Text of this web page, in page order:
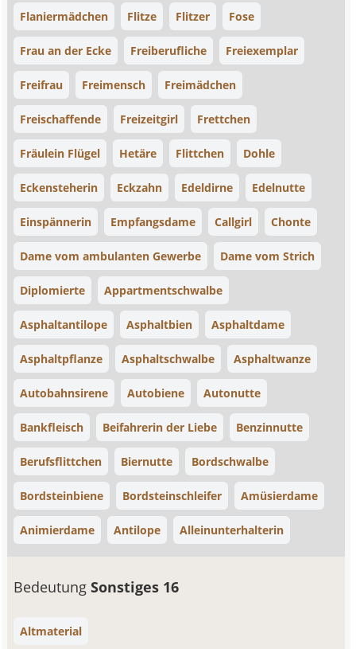
Flaniermädchen Flitze Flitzer Fose
Frau an der Ecke Freiberufliche Freiexemplar
Freifrau Freimensch Freimädchen
Freischaffende Freizeitgirl Frettchen
Fräulein Flügel Hetäre Flittchen Dohle
Eckensteherin Eckzahn Edeldirne Edelnutte
Einspännerin Empfangsdame Callgirl Chonte
Dame vom ambulanten Gewerbe Dame vom Strich
Diplomierte Appartmentschwalbe
Asphaltantilope Asphaltbien Asphaltdame
Asphaltpflanze Asphaltschwalbe Asphaltwanze
Autobahnsirene Autobiene Autonutte
Bankfleisch Beifahrerin der Liebe Benzinnutte
Berufsflittchen Biernutte Bordschwalbe
Bordsteinbiene Bordsteinschleifer Amüsierdame
Animierdame Antilope Alleinunterhalterin
BedeutungSonstiges 16
Altmaterial